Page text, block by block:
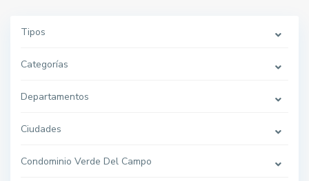
Tipos
Categorías
Departamentos
Ciudades
Condominio Verde Del Campo